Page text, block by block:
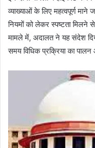
व्याख्याओं के लिए महत्वपूर्ण
नियमों को लेकर स्पष्टता मिलने
मामले में, अदालत ने यह संदेश
समय विधिक प्रक्रिया का